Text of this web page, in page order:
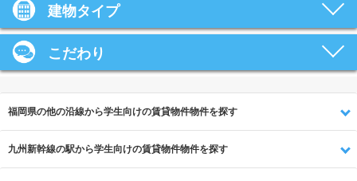
建物タイプ
こだわり
福岡県の他の沿線から学生向けの賃貸物件物件を探す
九州新幹線の駅から学生向けの賃貸物件物件を探す